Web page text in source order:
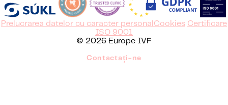
Prelucrarea datelor cu caracter personal Cookies Certificare
ISO 9001
© 2026 Europe IVF
Contactați-ne